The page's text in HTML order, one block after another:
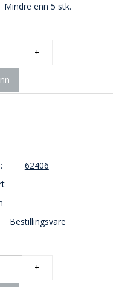
Mindre enn 5 stk.
+
62406
Bestillingsvare
+